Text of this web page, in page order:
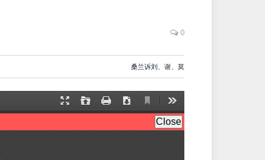
0
桑兰诉刘、谢、莫